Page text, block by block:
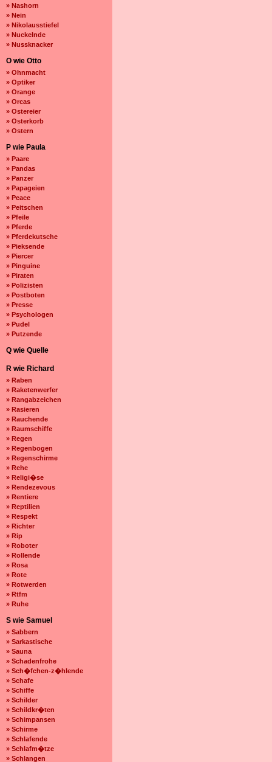
» Nashorn
» Nein
» Nikolausstiefel
» Nuckelnde
» Nussknacker
O wie Otto
» Ohnmacht
» Optiker
» Orange
» Orcas
» Ostereier
» Osterkorb
» Ostern
P wie Paula
» Paare
» Pandas
» Panzer
» Papageien
» Peace
» Peitschen
» Pfeile
» Pferde
» Pferdekutsche
» Pieksende
» Piercer
» Pinguine
» Piraten
» Polizisten
» Postboten
» Presse
» Psychologen
» Pudel
» Putzende
Q wie Quelle
R wie Richard
» Raben
» Raketenwerfer
» Rangabzeichen
» Rasieren
» Rauchende
» Raumschiffe
» Regen
» Regenbogen
» Regenschirme
» Rehe
» Religi�se
» Rendezevous
» Rentiere
» Reptilien
» Respekt
» Richter
» Rip
» Roboter
» Rollende
» Rosa
» Rote
» Rotwerden
» Rtfm
» Ruhe
S wie Samuel
» Sabbern
» Sarkastische
» Sauna
» Schadenfrohe
» Sch�fchen-z�hlende
» Schafe
» Schiffe
» Schilder
» Schildkr�ten
» Schimpansen
» Schirme
» Schlafende
» Schlafm�tze
» Schlangen